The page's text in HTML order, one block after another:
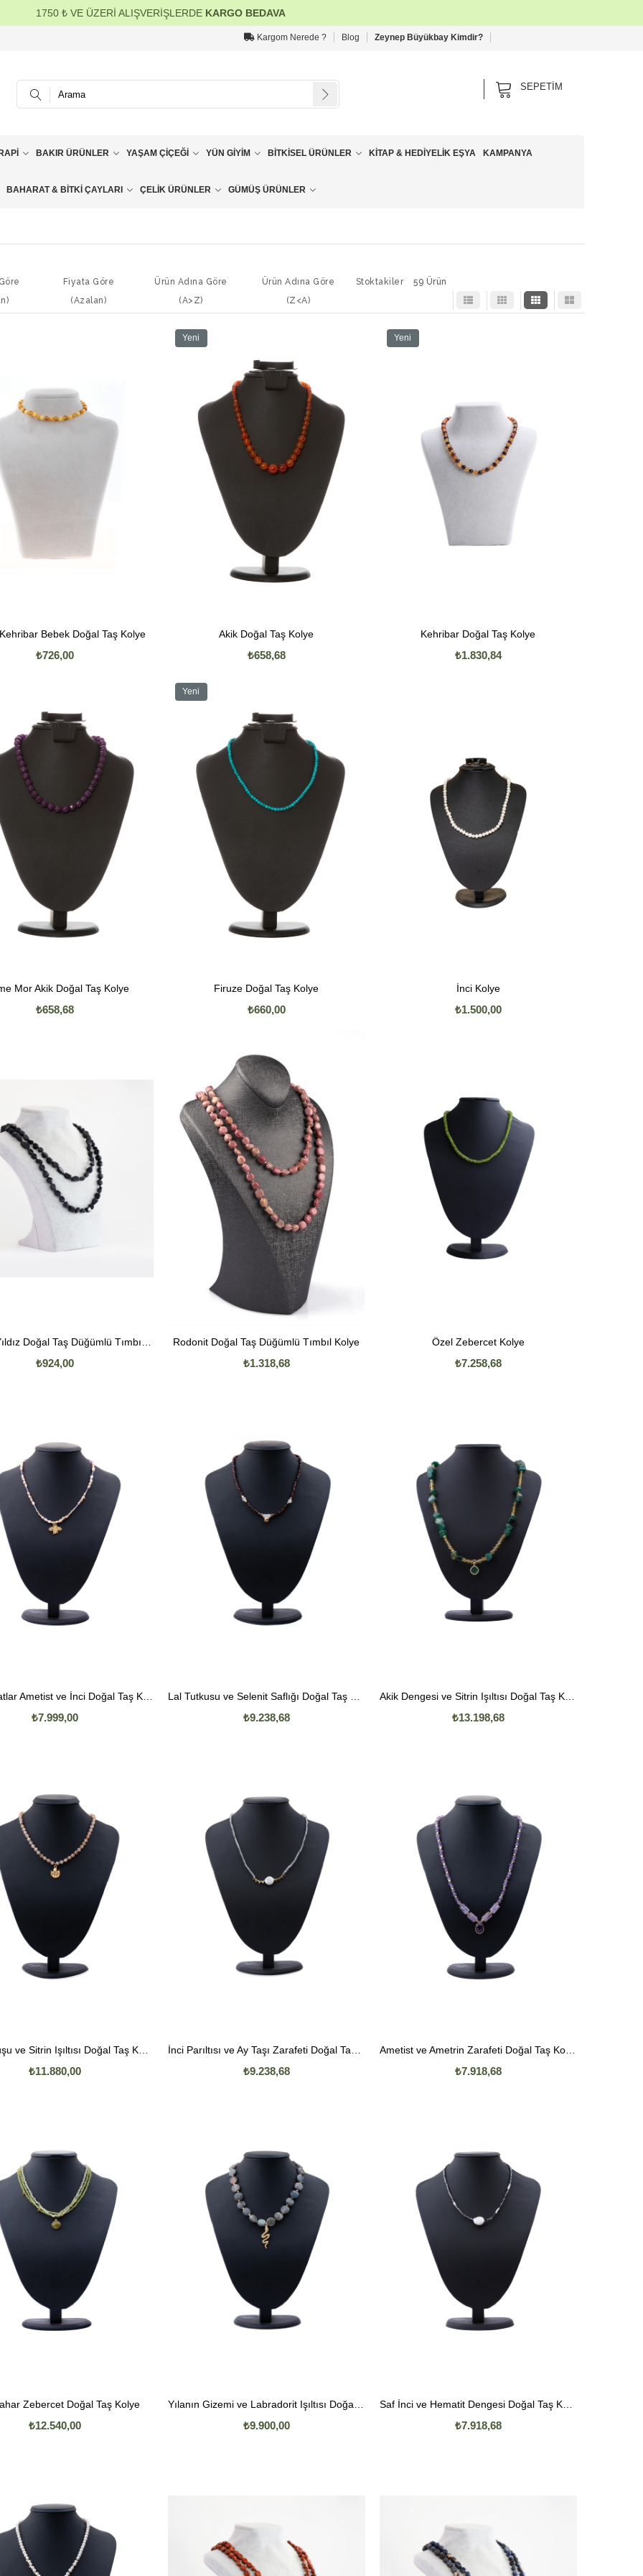
1750 ₺ VE ÜZERİ ALIŞVERİŞLERDE KARGO BEDAVA
Kargom Nerede ? Blog Zeynep Büyükbay Kimdir?
SEPETIM
BAKIR ÜRÜNLER YAŞAM ÇIÇEĞI YÜN GIYIM BITKISEL ÜRÜNLER KITAP & HEDIYELIK EŞYA KAMPANYA
BAHARAT & BITKI ÇAYLARI ÇELIK ÜRÜNLER GÜMÜŞ ÜRÜNLER
Fiyata Göre
(Azalan)
Ürün Adına Göre
(A>Z)
Ürün Adına Göre
(Z<A)
Stoktakiler 59 Ürün
Bebek Doğal Taş Kolye
₺726,00
Akik Doğal Taş Kolye
₺658,68
Yeni
Kehribar Doğal Taş Kolye
₺1.830,84
Yeni
Mor Akik Doğal Taş Kolye
₺658,68
Firuze Doğal Taş Kolye
₺660,00
Yeni
İnci Kolye
₺1.500,00
Lacivert Yıldız Doğal Taş Düğümlü Tımbıl Kolye
₺924,00
Rodonit Doğal Taş Düğümlü Tımbıl Kolye
₺1.318,68
Özel Zebercet Kolye
₺7.258,68
₺7.999,00 ₺9.238,68
Akik Dengesi ve Sitrin Işıltısı Doğal Taş Kolye
₺13.198,68
Güneş Kuşu ve Sitrin Işıltısı Doğal Taş Kolye
₺11.880,00
İnci Parıltısı ve Ay Taşı Zarafeti Doğal Taş Kolye
₺9.238,68
Ametist ve Ametrin Zarafeti Doğal Taş Kolye
₺7.918,68
Zebercet Doğal Taş Kolye
₺12.540,00 ₺9.900,00
Saf İnci ve Hematit Dengesi Doğal Taş Kolye
₺7.918,68